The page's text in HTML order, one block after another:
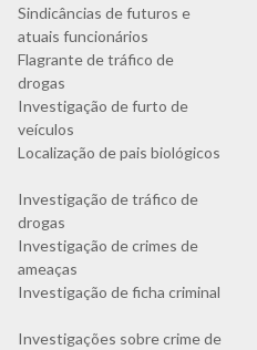
Sindicâncias de futuros e
atuais funcionários
Flagrante de tráfico de
drogas
Investigação de furto de
veículos
Localização de pais biológicos
Investigação de tráfico de
drogas
Investigação de crimes de
ameaças
Investigação de ficha criminal
Investigações sobre crime de